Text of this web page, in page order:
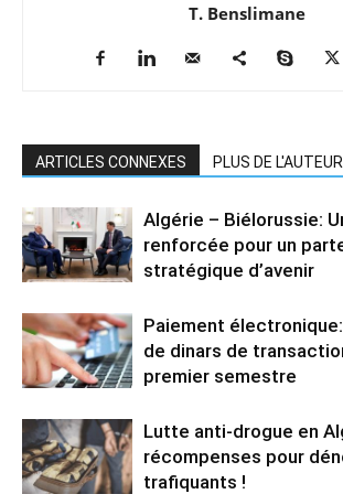
T. Benslimane
ARTICLES CONNEXES PLUS DE L'AUTEUR
Algérie – Biélorussie:
renforcée pour un
stratégique d’avenir
Paiement
de dinars de
premier semestre
Lutte anti-drogue en
récompenses pour
trafiquants !